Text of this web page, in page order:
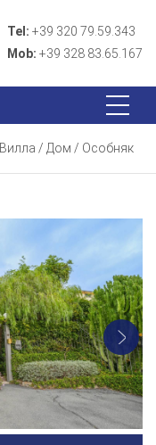
Tel: +39 320 79.59.343
Mob: +39 328 83.65.167
Вилла / Дом / Особняк